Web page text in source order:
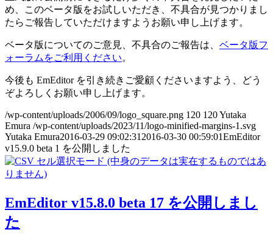
め、このベータ版をお試しいただき、不具合が見つかりまし
たらご報告していただけますようお願い申し上げます。
ベータ版についてのご意見、不具合のご報告は、 ベータ版フ
ォーラムをご利用ください。
今後も EmEditor を引き続きご愛顧くださいますよう、どう
ぞよろしくお願い申し上げます。
/wp-content/uploads/2006/09/logo_square.png 120 120Yutaka
Emura /wp-content/uploads/2023/11/logo-minified-margins-1.svg
Yutaka Emura2016-03-29 09:02:31 2016-03-30 00:59:01EmEditor
v15.9.0 beta 1 を公開しました
EmEditor v15.8.0 beta 17 を公開しまし
た